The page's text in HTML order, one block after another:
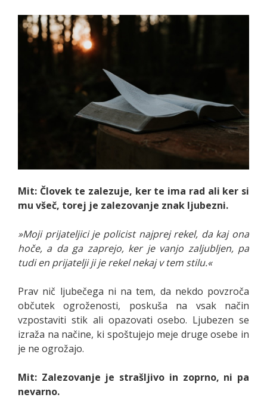
Mit: Človek te zalezuje, ker te ima rad ali ker si
mu všeč, torej je zalezovanje znak ljubezni.
»Moji prijateljici je policist najprej rekel, da kaj ona
hoče, a da ga zaprejo, ker je vanjo zaljubljen, pa
tudi en prijatelji ji je rekel nekaj v tem stilu.«
Prav nič ljubečega ni na tem, da nekdo povzroča
občutek ogroženosti, poskuša na vsak način
vzpostaviti stik ali opazovati osebo. Ljubezen se
izraža na načine, ki spoštujejo meje druge osebe in
je ne ogrožajo.
Mit: Zalezovanje je strašljivo in zoprno, ni pa
nevarno.